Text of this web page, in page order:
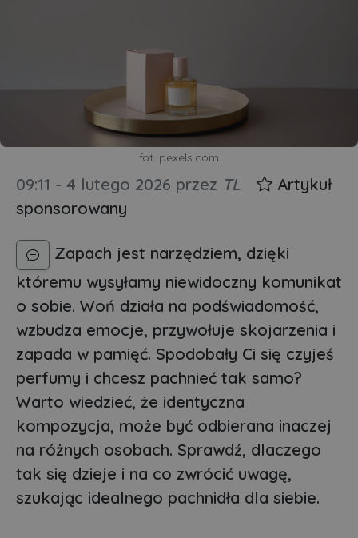
fot. pexels.com
09:11 - 4 lutego 2026 przez TL
Artykuł
sponsorowany
Zapach jest narzędziem, dzięki
któremu wysyłamy niewidoczny komunikat
o sobie. Woń działa na podświadomość,
wzbudza emocje, przywołuje skojarzenia i
zapada w pamięć. Spodobały Ci się czyjeś
perfumy i chcesz pachnieć tak samo?
Warto wiedzieć, że identyczna
kompozycja, może być odbierana inaczej
na różnych osobach. Sprawdź, dlaczego
tak się dzieje i na co zwrócić uwagę,
szukając idealnego pachnidła dla siebie.